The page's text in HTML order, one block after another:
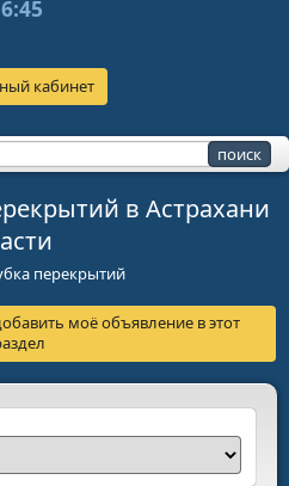
6:45
кабинет
в Астрахани
перекрытий
моё объявление в этот